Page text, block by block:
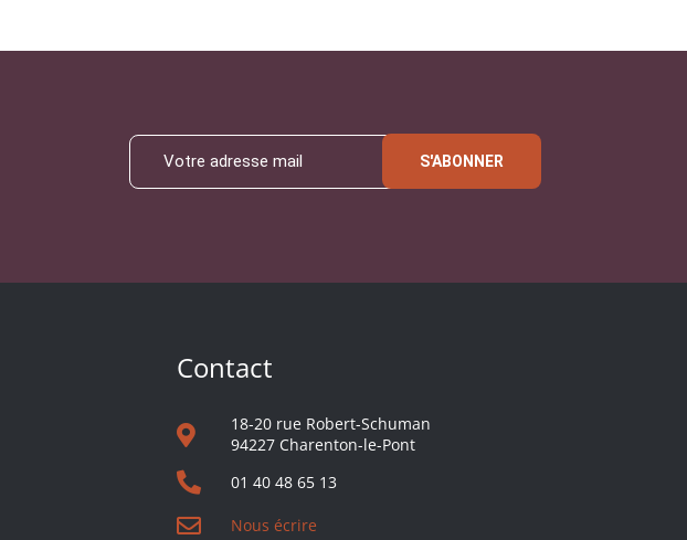
S'ABONNER
Contact
18-20 rue Robert-Schuman
94227 Charenton-le-Pont
01 40 48 65 13
Nous écrire